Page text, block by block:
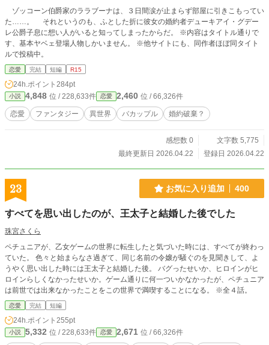
ゾッコーン伯爵家のララブーナは、３日間涙が止まらず部屋に引きこもってい
た……。 それというのも、ふとした折に彼女の婚約者デューキアイ・グデー
レ公爵子息に想い人がいると知ってしまったからだ。 ※内容はタイトル通りで
す、基本ヤベェ登場人物しかいません。 ※他サイトにも、同作者ほぼ同タイト
ルで投稿中。
恋愛 完結 短編 R15
24h.ポイント 284pt
小説 4,848 位 / 228,633件 恋愛 2,460 位 / 66,326件
恋愛 ファンタジー 異世界 バカップル 婚約破棄？
感想数 0
文字数 5,775
最終更新日 2026.04.22
登録日 2026.04.22
23 お気に入り追加 400
すべてを思い出したのが、王太子と結婚した後でした
珠宮さくら
ペチュニアが、乙女ゲームの世界に転生したと気づいた時には、すべてが終わっ
ていた。 色々と始まらなさ過ぎて、同じ名前の令嬢が騒ぐのを見聞きして、よ
うやく思い出した時には王太子と結婚した後。 バグったせいか、ヒロインがヒ
ロインらしくなかったせいか。ゲーム通りに何一ついかなかったが、ペチュニア
は前世では出来なかったことをこの世界で満喫することになる。 ※全４話。
恋愛 完結 短編
24h.ポイント 255pt
小説 5,332 位 / 228,633件 恋愛 2,671 位 / 66,326件